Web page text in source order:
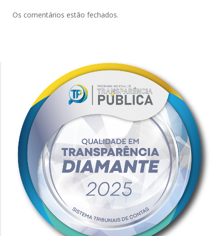
Os comentários estão fechados.